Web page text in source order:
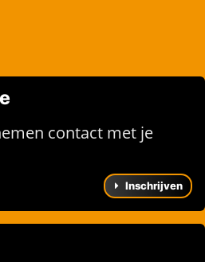
contact met je
Inschrijven